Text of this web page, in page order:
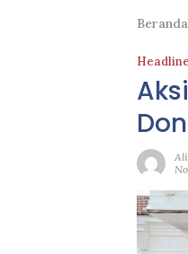
Beranda
Headline